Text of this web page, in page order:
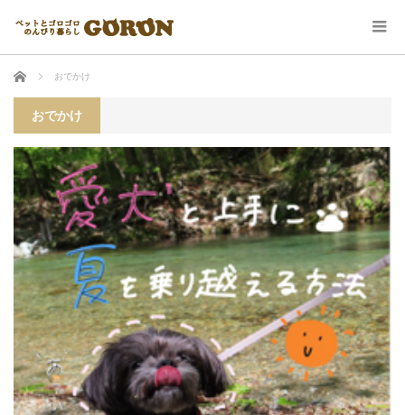
ホーム おでかけ
おでかけ